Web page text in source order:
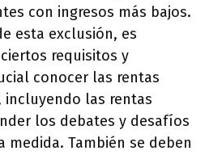
con ingresos más bajos.
esta exclusión, es
requisitos y
conocer las rentas
incluyendo las rentas
los debates y desafíos
medida. También se deben